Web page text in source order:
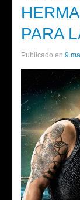
PARA
Publicado en 9